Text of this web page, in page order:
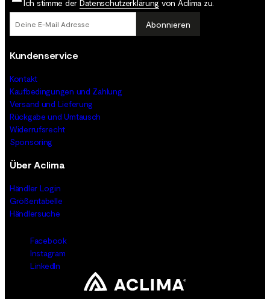
Ich stimme der Datenschutz­erklärung von Aclima zu.
Abonnieren
Kundenservice
Kontakt
Kaufbedingungen und Zahlung
Versand und Lieferung
Rückgabe und Umtausch
Widerrufsrecht
Sponsoring
Über Aclima
Händler Login
Größentabelle
Händlersuche
Facebook
Instagram
LinkedIn